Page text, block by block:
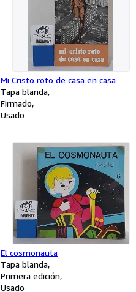
Mi Cristo roto de casa en casa
Tapa blanda
Firmado
Usado
El cosmonauta
Tapa blanda
Primera edición
Usado